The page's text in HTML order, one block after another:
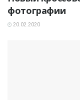
фотографии
20.02.2020